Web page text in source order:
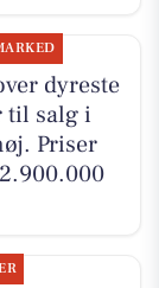
dyreste
til salg i
Priser